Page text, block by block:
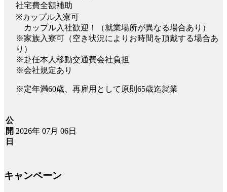
社宅費全額補助
※カップル入寮可
カップル入社歓迎！（就業場所が異なる場合あり）
※家族入寮可（空き状況によりお時間を頂戴する場合あ
り）
※赴任本人移動交通費会社負担
※会社規定あり
※定年満60歳、再雇用として原則65歳迄就業
公
開
日
2026年 07月 06日
キャンペーン